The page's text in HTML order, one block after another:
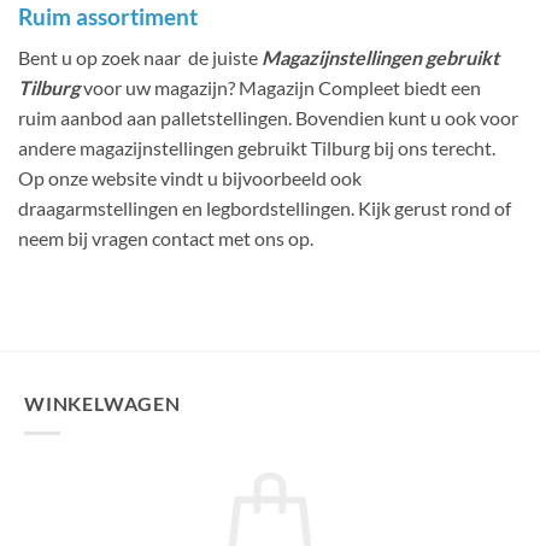
Ruim assortiment
Bent u op zoek naar de juiste Magazijnstellingen gebruikt
Tilburgvoor uw magazijn? Magazijn Compleet biedt een
ruim aanbod aan palletstellingen. Bovendien kunt u ook voor
andere magazijnstellingen gebruikt Tilburg bij ons terecht.
Op onze website vindt u bijvoorbeeld ook
draagarmstellingen en legbordstellingen. Kijk gerust rond of
neem bij vragen contact met ons op.
WINKELWAGEN